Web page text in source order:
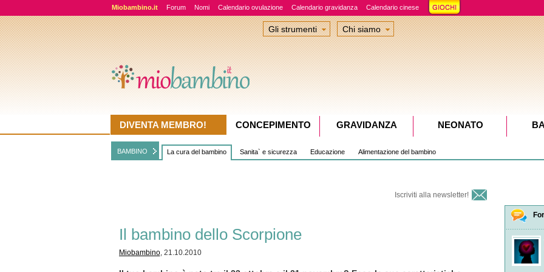
Miobambino.it Forum Nomi Calendario ovulazione Calendario gravidanza Calendario cinese
BAMBINO La cura del bambino Sanita` e sicurezza Educazione Alimentazione del bambino
Iscriviti alla newsletter!
Il bambino dello Scorpione
Miobambino, 21.10.2010
nel
Gli strumenti Chi siamo
DIVENTA MEMBRO! CONCEPIMENTO GRAVIDANZA NEONATO